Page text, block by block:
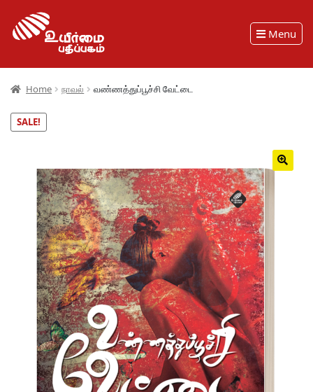
Menu
Home நாவல் வண்ணத்துப்பூச்சி வேட்டை
SALE!